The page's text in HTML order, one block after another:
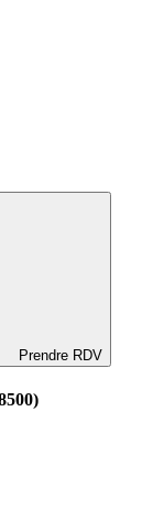
Prendre RDV